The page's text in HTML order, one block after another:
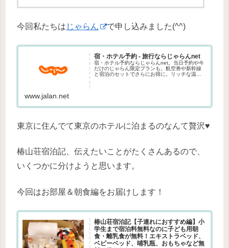
今回私たちは じゃらん で申し込みました(^^)
宿・ホテル予約 - 旅行ならじゃらんnet
宿・ホテル予約ならじゃらんnet。当日予約や今
だけのじゃらん限定プランも。航空券や新幹線
と宿泊のセットでさらにお得に。リッチな温泉
www.jalan.net
東京に住んでて東京のホテルに泊まるのなんて贅沢♥
椿山荘宿泊記、伝えたいことがたくさんあるので、
いくつかに分けようと思います。
今回はお部屋＆朝食編をお届けします！
椿山荘宿泊記【子連れにおすすめ編】小
学生まで宿泊料無料なのに子ども用朝
食・離乳食が無料！エキストラベッド、
ベビーベッド、哺乳瓶、おもちゃなど無